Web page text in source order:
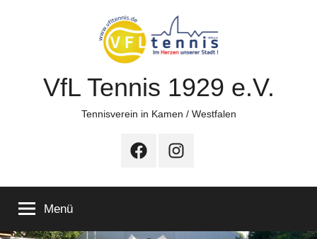
VfL Tennis 1929 e.V.
Tennisverein in Kamen / Westfalen
FacebookInstagram
Menü